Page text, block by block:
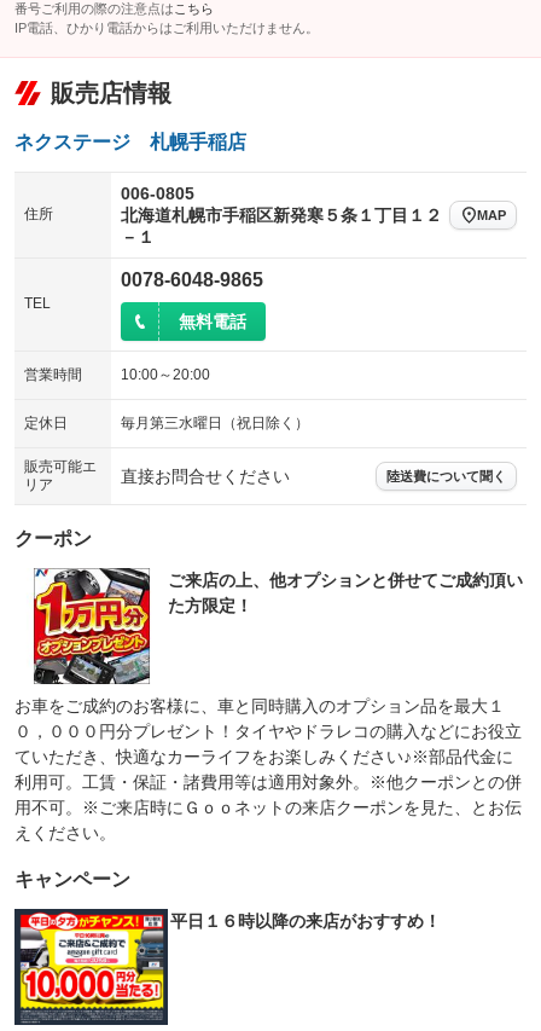
番号ご利用の際の注意点は こちら
IP電話、ひかり電話からはご利用いただけません。
販売店情報
ネクステージ 札幌手稲店
住所
006-0805
北海道札幌市手稲区新発寒５条１丁目１２
－１
MAP
TEL
0078-6048-9865
無料電話
営業時間 10:00～20:00
定休日 毎月第三水曜日（祝日除く）
販売可能エ
リア
直接お問合せください 陸送費について聞く
クーポン
ご来店の上、他オプションと併せてご成約頂い
た方限定！
お車をご成約のお客様に、車と同時購入のオプション品を最大１
０，０００円分プレゼント！タイヤやドラレコの購入などにお役立
ていただき、快適なカーライフをお楽しみください♪※部品代金に
利用可。工賃・保証・諸費用等は適用対象外。※他クーポンとの併
用不可。※ご来店時にＧｏｏネットの来店クーポンを見た、とお伝
えください。
キャンペーン
平日１６時以降の来店がおすすめ！